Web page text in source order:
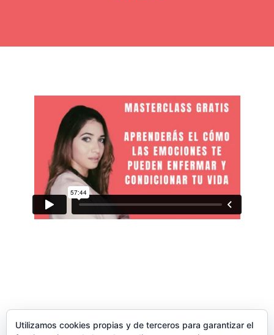
POR TIEMPO
Utilizamos cookies propias y de terceros para garantizar el